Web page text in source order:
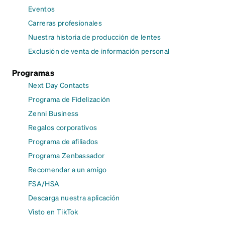
Eventos
Carreras profesionales
Nuestra historia de producción de lentes
Exclusión de venta de información personal
Programas
Next Day Contacts
Programa de Fidelización
Zenni Business
Regalos corporativos
Programa de afiliados
Programa Zenbassador
Recomendar a un amigo
FSA/HSA
Descarga nuestra aplicación
Visto en TikTok